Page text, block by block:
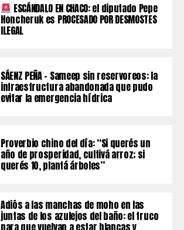
ESCÁNDALO EN CHACO: el diputado Pepe
Honcheruk es PROCESADO POR DESMOSTES
ILEGAL
SÁENZ PEÑA – Sameep sin reservoreos: la
infraestructura abandonada que pudo
evitar la emergencia hídrica
Proverbio chino del día: “Si querés un
año de prosperidad, cultivá arroz; si
querés 10, plantá árboles”
Adiós a las manchas de moho en las
juntas de los azulejos del baño: el truco
para que vuelvan a estar blancas y